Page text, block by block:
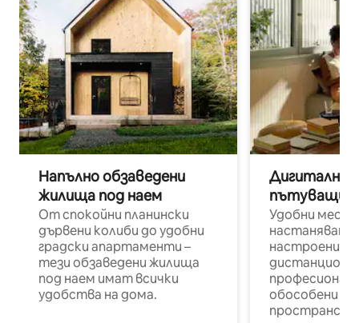
Напълно обзаведени
жилища под наем
От спокойни планински
дървени колиби до удобни
градски апартаменти –
тези обзаведени жилища
под наем имат всички
удобства на дома.
Дигитални
пътуващи
Удобни
настаняване
настроени и
обособени